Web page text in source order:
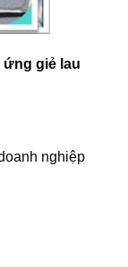
ứng giẻ lau
nghiệp